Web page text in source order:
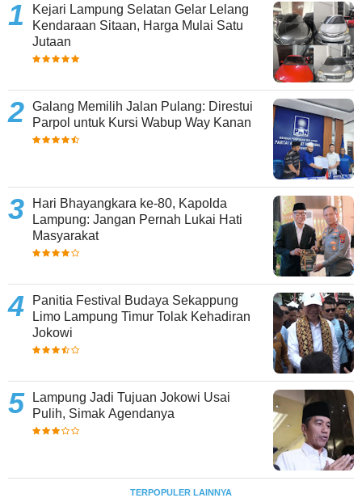
Kejari Lampung Selatan Gelar Lelang
Kendaraan Sitaan, Harga Mulai Satu
Jutaan
Galang Memilih Jalan Pulang: Direstui
Parpol untuk Kursi Wabup Way Kanan
Hari Bhayangkara ke-80, Kapolda
Lampung: Jangan Pernah Lukai Hati
Masyarakat
Panitia Festival Budaya Sekappung
Limo Lampung Timur Tolak Kehadiran
Jokowi
Lampung Jadi Tujuan Jokowi Usai
Pulih, Simak Agendanya
TERPOPULER LAINNYA